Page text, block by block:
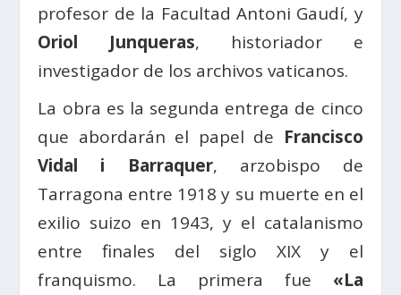
profesor de la Facultad Antoni Gaudí, y
Oriol Junqueras, historiador e
investigador de los archivos vaticanos.
La obra es la segunda entrega de cinco
que abordarán el papel de Francisco
Vidal i Barraquer, arzobispo de
Tarragona entre 1918 y su muerte en el
exilio suizo en 1943, y el catalanismo
entre finales del siglo XIX y el
franquismo. La primera fue «La